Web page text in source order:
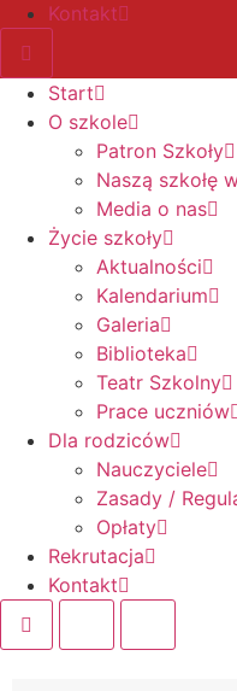
Kontakt
Start
O szkole
Patron Szkoły
Naszą szkołę
Media o nas
Życie szkoły
Aktualności
Kalendarium
Galeria
Biblioteka
Teatr Szkolny
Prace uczniów
Dla rodziców
Nauczyciele
Zasady /
Opłaty
Rekrutacja
Kontakt